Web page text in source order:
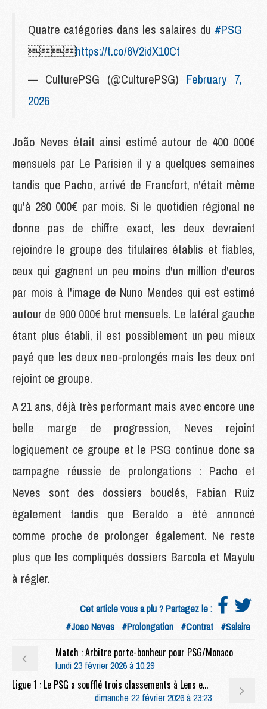
Quatre catégories dans les salaires du #PSG
https://t.co/6V2idX10Ct
— CulturePSG (@CulturePSG) February 7,
2026
João Neves était ainsi estimé autour de 400 000€
mensuels par Le Parisien il y a quelques semaines
tandis que Pacho, arrivé de Francfort, n'était même
qu'à 280 000€ par mois. Si le quotidien régional ne
donne pas de chiffre exact, les deux devraient
rejoindre le groupe des titulaires établis et fiables,
ceux qui gagnent un peu moins d'un million d'euros
par mois à l'image de Nuno Mendes qui est estimé
autour de 900 000€ brut mensuels. Le latéral gauche
étant plus établi, il est possiblement un peu mieux
payé que les deux neo-prolongés mais les deux ont
rejoint ce groupe.
A 21 ans, déjà très performant mais avec encore une
belle marge de progression, Neves rejoint
logiquement ce groupe et le PSG continue donc sa
campagne réussie de prolongations : Pacho et
Neves sont des dossiers bouclés, Fabian Ruiz
également tandis que Beraldo a été annoncé
comme proche de prolonger également. Ne reste
plus que les compliqués dossiers Barcola et Mayulu
à régler.
Cet article vous a plu ? Partagez le :
#Joao Neves #Prolongation #Contrat #Salaire
Match : Arbitre porte-bonheur pour PSG/Monaco
lundi 23 février 2026 à 10:29
Ligue 1 : Le PSG a soufflé trois classements à Lens en un week-end
dimanche 22 février 2026 à 23:23